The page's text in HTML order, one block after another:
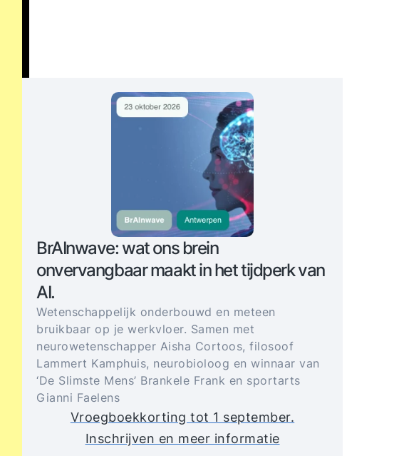
BrAInwave: wat ons brein
onvervangbaar maakt in het tijdperk van
AI.
Wetenschappelijk onderbouwd en meteen
bruikbaar op je werkvloer. Samen met
neurowetenschapper Aisha Cortoos, filosoof
Lammert Kamphuis, neurobioloog en winnaar van
‘De Slimste Mens’ Brankele Frank en sportarts
Gianni Faelens
Vroegboekkorting tot 1 september.
Inschrijven en meer informatie